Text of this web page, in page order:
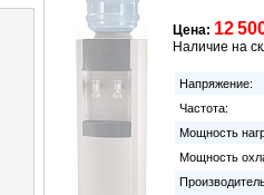
Цена: 12
Наличие на
Напряжение:
Частота:
Мощность
Мощность